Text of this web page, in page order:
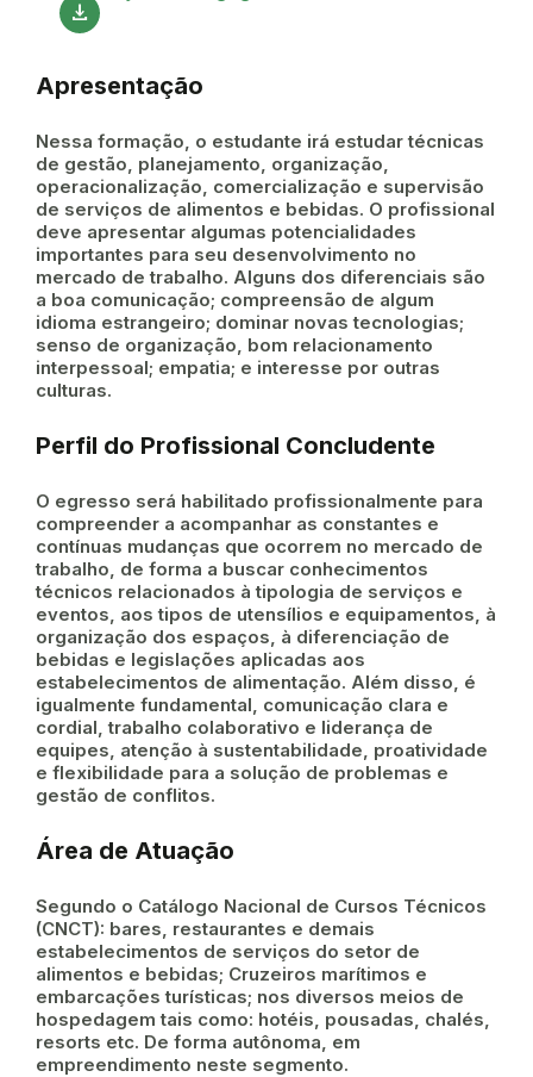
download
Apresentação
Nessa formação, o estudante irá estudar técnicas
de gestão, planejamento, organização,
operacionalização, comercialização e supervisão
de serviços de alimentos e bebidas. O profissional
deve apresentar algumas potencialidades
importantes para seu desenvolvimento no
mercado de trabalho. Alguns dos diferenciais são
a boa comunicação; compreensão de algum
idioma estrangeiro; dominar novas tecnologias;
senso de organização, bom relacionamento
interpessoal; empatia; e interesse por outras
culturas.
Perfil do Profissional Concludente
O egresso será habilitado profissionalmente para
compreender a acompanhar as constantes e
contínuas mudanças que ocorrem no mercado de
trabalho, de forma a buscar conhecimentos
técnicos relacionados à tipologia de serviços e
eventos, aos tipos de utensílios e equipamentos, à
organização dos espaços, à diferenciação de
bebidas e legislações aplicadas aos
estabelecimentos de alimentação. Além disso, é
igualmente fundamental, comunicação clara e
cordial, trabalho colaborativo e liderança de
equipes, atenção à sustentabilidade, proatividade
e flexibilidade para a solução de problemas e
gestão de conflitos.
Área de Atuação
Segundo o Catálogo Nacional de Cursos Técnicos
(CNCT): bares, restaurantes e demais
estabelecimentos de serviços do setor de
alimentos e bebidas; Cruzeiros marítimos e
embarcações turísticas; nos diversos meios de
hospedagem tais como: hotéis, pousadas, chalés,
resorts etc. De forma autônoma, em
empreendimento neste segmento.